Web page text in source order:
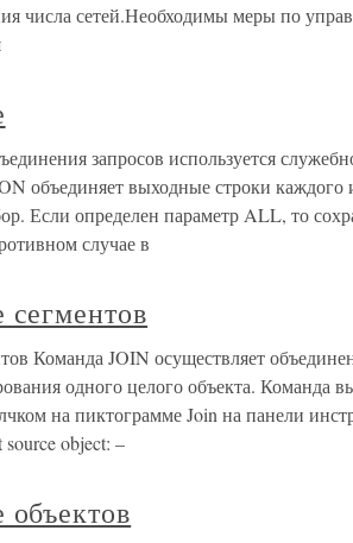
числа сетей.Необходимы меры по
запросов используется
объединяет выходные строки каждого
Если определен параметр ALL, то
случае в
Команда JOIN осуществляет
одного целого объекта. Команда
на пиктограмме Join на панели
object: –